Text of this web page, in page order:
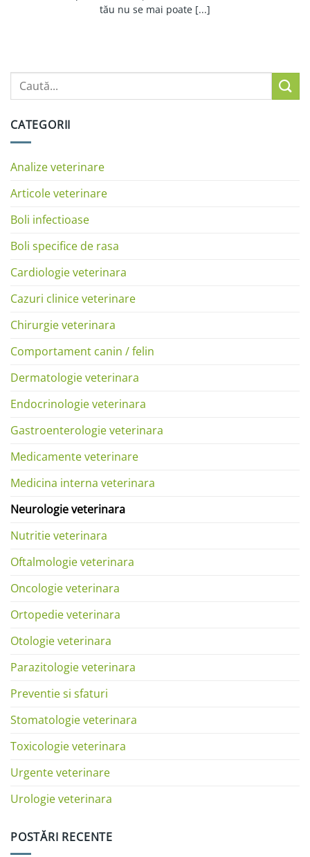
CATEGORII
Analize veterinare
Articole veterinare
Boli infectioase
Boli specifice de rasa
Cardiologie veterinara
Cazuri clinice veterinare
Chirurgie veterinara
Comportament canin / felin
Dermatologie veterinara
Endocrinologie veterinara
Gastroenterologie veterinara
Medicamente veterinare
Medicina interna veterinara
Neurologie veterinara
Nutritie veterinara
Oftalmologie veterinara
Oncologie veterinara
Ortopedie veterinara
Otologie veterinara
Parazitologie veterinara
Preventie si sfaturi
Stomatologie veterinara
Toxicologie veterinara
Urgente veterinare
Urologie veterinara
POSTĂRI RECENTE
tău nu se mai poate [...]